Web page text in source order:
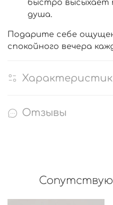
быстро высыхает
душа.
Подарите себе
спокойного вечера
Отзывы